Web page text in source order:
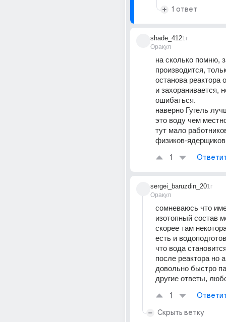
1 ответ
shade_412
Оракул
1г
на сколько помню,
производится,
останова реактора
и захоранивается,
ошибаться.
наверно Гугель
это воду чем
тут мало
физиков-
1
sergei_baruzdin_20
Оракул
1г
сомневаюсь что
изотопный состав
скорее там
есть и
что вода
после реактора но
довольно быстро
другие ответы,
1
Скрыть ветку